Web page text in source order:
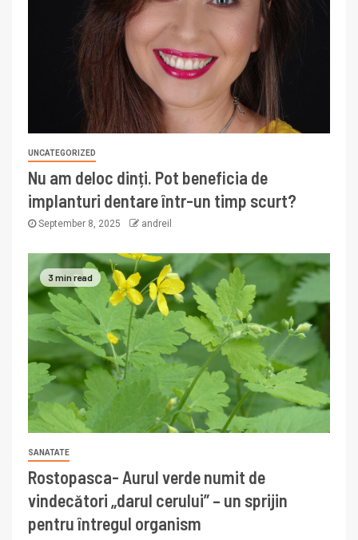
UNCATEGORIZED
Nu am deloc dinți. Pot beneficia de
implanturi dentare într-un timp scurt?
September 8, 2025 andreil
3 min read
SANATATE
Rostopasca- Aurul verde numit de
vindecători „darul cerului” – un sprijin
pentru întregul organism